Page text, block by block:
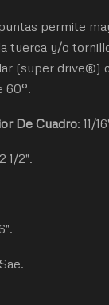
permite
tuerca y/o
(super drive®)
60°.
De Cuadro: 11/
1/2".